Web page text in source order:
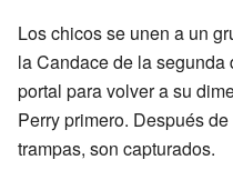
Los chicos se unen a un
la Candace de la
portal para volver a su
Perry primero. Después
trampas, son capturados.